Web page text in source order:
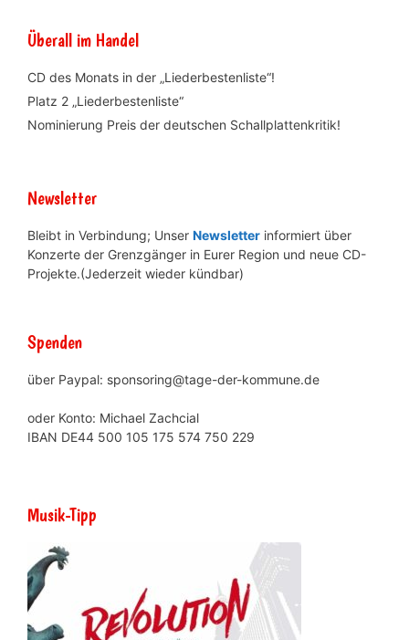
Überall im Handel
CD des Monats in der „Liederbestenliste“!
Platz 2 „Liederbestenliste“
Nominierung Preis der deutschen Schallplattenkritik!
Newsletter
Bleibt in Verbindung; Unser Newsletter informiert über
Konzerte der Grenzgänger in Eurer Region und neue CD-
Projekte.(Jederzeit wieder kündbar)
Spenden
über Paypal: sponsoring@tage-der-kommune.de
oder Konto: Michael Zachcial
IBAN DE44 500 105 175 574 750 229
Musik-Tipp